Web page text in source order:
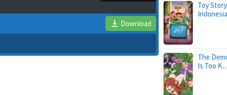
Download
Toy
Indonesia
The
Is Too